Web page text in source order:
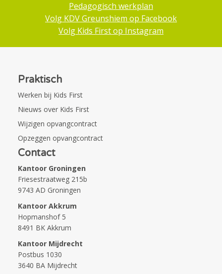
Pedagogisch werkplan
Volg KDV Greunshiem op Facebook
Volg Kids First op Instagram
Praktisch
Werken bij Kids First
Nieuws over Kids First
Wijzigen opvangcontract
Opzeggen opvangcontract
Contact
Kantoor Groningen
Friesestraatweg 215b
9743 AD Groningen
Kantoor Akkrum
Hopmanshof 5
8491 BK Akkrum
Kantoor Mijdrecht
Postbus 1030
3640 BA Mijdrecht